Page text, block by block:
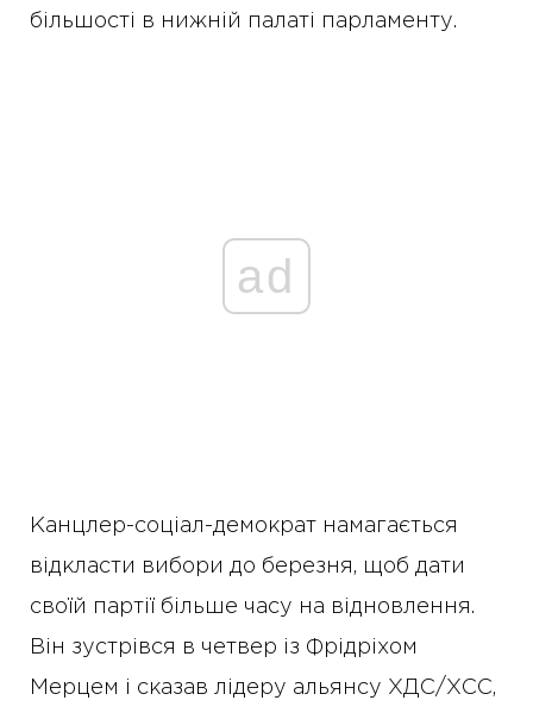
більшості в нижній палаті парламенту.
ad
Канцлер-соціал-демократ намагається
відкласти вибори до березня, щоб дати
своїй партії більше часу на відновлення.
Він зустрівся в четвер із Фрідріхом
Мерцем і сказав лідеру альянсу ХДС/ХСС,